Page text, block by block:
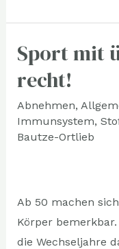
Sport mit
recht!
Abnehmen,
Immunsystem,
Bautze-Ortlieb
Ab 50 machen
Körper
die Wechseljahre
Sport
mit
über
50?
Jetzt